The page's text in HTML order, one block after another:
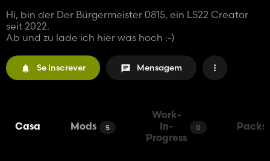
Hi, bin der Der Bürgermeister 0815, ein LS22 Creator
seit 2022.
Ab und zu lade ich hier was hoch :-)
Se inscrever Mensagem
Casa Mods 5
Work-
In-
Progress
0 Packs